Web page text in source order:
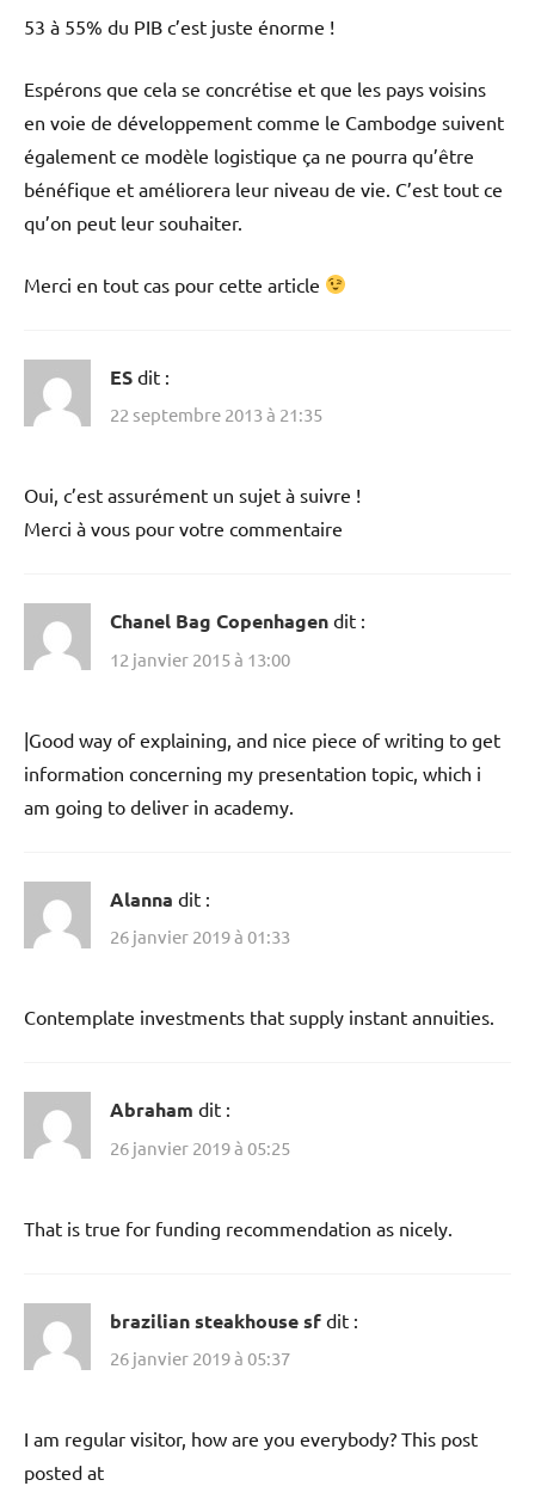
53 à 55% du PIB c’est juste énorme !
Espérons que cela se concrétise et que les pays voisins
en voie de développement comme le Cambodge suivent
également ce modèle logistique ça ne pourra qu’être
bénéfique et améliorera leur niveau de vie. C’est tout ce
qu’on peut leur souhaiter.
Merci en tout cas pour cette article
ES dit :
22 septembre 2013 à 21:35
Oui, c’est assurément un sujet à suivre !
Merci à vous pour votre commentaire
Chanel Bag Copenhagen dit :
12 janvier 2015 à 13:00
|Good way of explaining, and nice piece of writing to get
information concerning my presentation topic, which i
am going to deliver in academy.
Alanna dit :
26 janvier 2019 à 01:33
Contemplate investments that supply instant annuities.
Abraham dit :
26 janvier 2019 à 05:25
That is true for funding recommendation as nicely.
brazilian steakhouse sf dit :
26 janvier 2019 à 05:37
I am regular visitor, how are you everybody? This post
posted at